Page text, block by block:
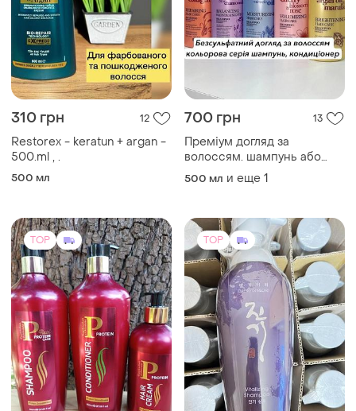
310 грн 12
Restorex - keratun + argan -
500.ml , .
500 мл
700 грн 13
Преміум догляд за
волоссям. шампунь або
кондиціонер 500 мл
500 мл и еще 1
TOP TOP